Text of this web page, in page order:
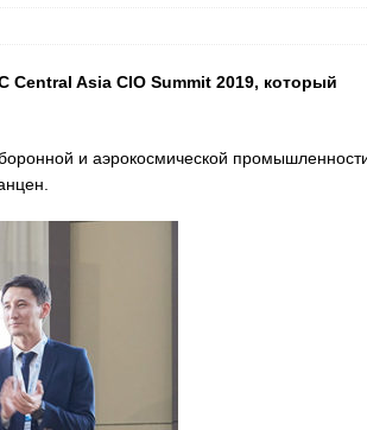
Asia CIO Summit 2019, который
и аэрокосмической